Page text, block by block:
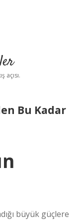
açısı.
Bu Kadar
büyük güçlere